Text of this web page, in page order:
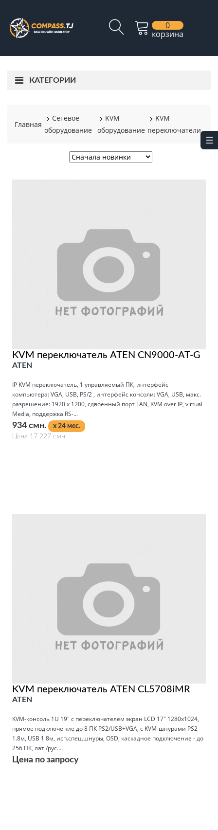
0
корзина
КАТЕГОРИИ
Главная
Сетевое
оборудование
KVM
оборудование
KVM
переключатели
KVM переключатель ATEN CN9000-AT-G
ATEN
IP KVM переключатель, 1 управляемый ПК, интерфейс
компьютера: VGA, USB, PS/2 , интерфейс консоли: VGA, USB, макс.
разрешение: 1920 x 1200, сдвоенный порт LAN, KVM over IP, virtual
Media, поддержка RS-...
934 смн.
x 24 мес.
Цена 17 227 смн.
KVM переключатель ATEN CL5708iMR
ATEN
KVM-консоль 1U 19" с переключателем экран LCD 17" 1280x1024,
прямое подключение до 8 ПК PS2/USB+VGA, с KVM-шнурами PS2
1.8м, USB 1.8м, исп.спец.шнуры, OSD, каскадное подключение - до
256 ПК, лат./рус....
Цена по запросу